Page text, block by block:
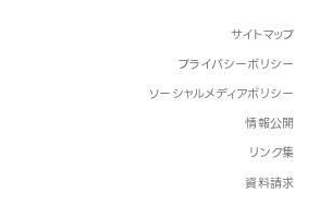
サイトマップ
プライバシーポリシー
ソーシャルメディアポリシー
情報公開
リンク集
資料請求